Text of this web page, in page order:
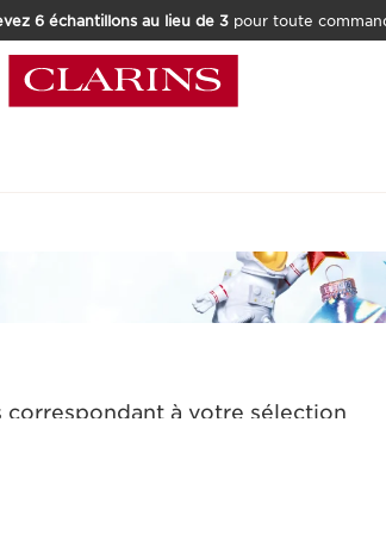
6 échantillons au lieu de 3pour toute
à votre sélection